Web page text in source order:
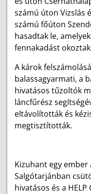
számú úton Vizslás
számú főúton
hasadtak le,
fennakadást
A károk
balassagyarmati, a
hivatásos tűzoltók
láncfűrész
eltávolították és
megtisztították.
Kizuhant egy
Salgótarjánban
hivatásos és a